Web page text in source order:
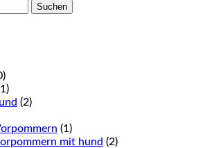
(2)
(1)
mit hund (2)